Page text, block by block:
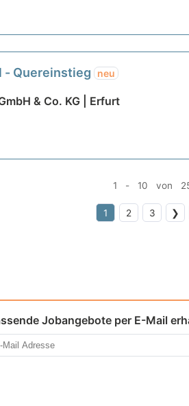
Quereinstieg neu
& Co. KG | Erfurt
1 - 10 von
1 2 3 ❯
Jobangebote per E-Mail